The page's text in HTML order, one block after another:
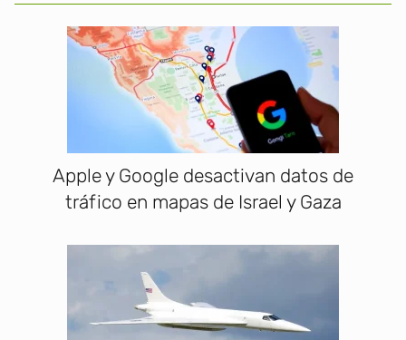
Apple y Google desactivan datos de
tráfico en mapas de Israel y Gaza